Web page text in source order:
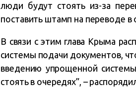
люди будут стоять из-за
поставить штамп на переводе
В связи с этим глава Крыма
системы подачи документов,
введению упрощенной
стоять в очередях”, –